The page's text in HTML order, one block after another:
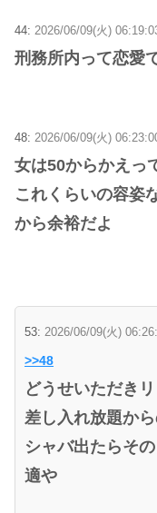
44: 2026/06/09(火)
刑務所内って恋愛
48: 2026/06/09(火)
女は50からかえっ
これくらいの容姿
から余裕だよ
53: 2026/06/09(火)
>>48
どうせいただき
差し入れ放題か
シャバ出たらそ
適や